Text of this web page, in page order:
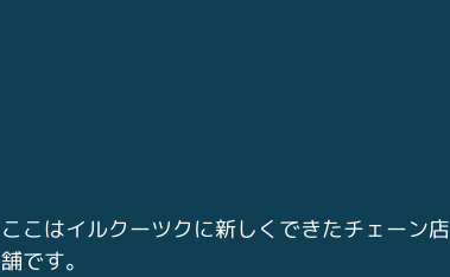
ここはイルクーツクに新しくできたチェーン店
舗です。